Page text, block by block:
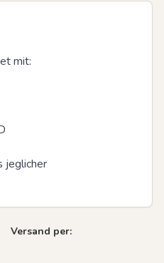
mit:
jeglicher
Versand per: